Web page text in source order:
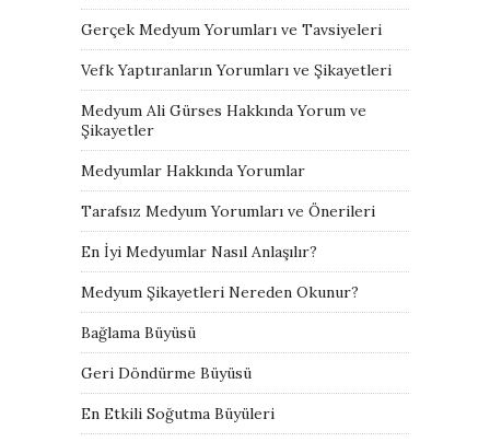
Gerçek Medyum Yorumları ve Tavsiyeleri
Vefk Yaptıranların Yorumları ve Şikayetleri
Medyum Ali Gürses Hakkında Yorum ve
Şikayetler
Medyumlar Hakkında Yorumlar
Tarafsız Medyum Yorumları ve Önerileri
En İyi Medyumlar Nasıl Anlaşılır?
Medyum Şikayetleri Nereden Okunur?
Bağlama Büyüsü
Geri Döndürme Büyüsü
En Etkili Soğutma Büyüleri